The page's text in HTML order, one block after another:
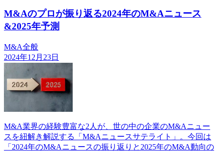
M&Aのプロが振り返る2024年のM&Aニュース
&2025年予測
M&A全般
2024年12月23日
M&A業界の経験豊富な2人が、世の中の企業のM&Aニュー
スを紐解き解説する「M&Aニュースサテライト」。今回は
「2024年のM&Aニュースの振り返りと2025年のM&A動向の